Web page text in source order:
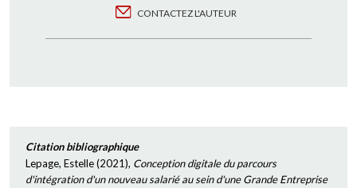
CONTACTEZ L'AUTEUR
Citation bibliographique
Lepage, Estelle(2021), Conception digitale du parcours
d'intégration d'un nouveau salarié au sein d'une Grande Entreprise